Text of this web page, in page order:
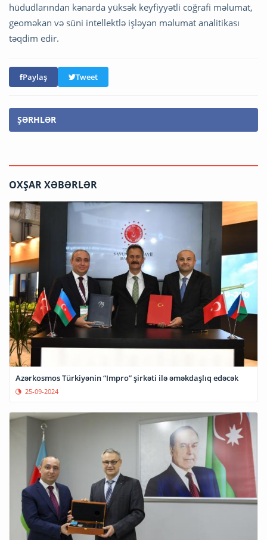
hüdudlarından kənarda yüksək keyfiyyətli coğrafi məlumat,
geoməkan və süni intellektlə işləyən məlumat analitikası
təqdim edir.
Paylaş Tweet
ŞƏRHLƏR
OXŞAR XƏBƏRLƏR
Azərkosmos Türkiyənin “Impro” şirkəti ilə əməkdaşlıq edəcək
25-09-2024